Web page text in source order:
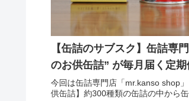
【缶詰のサブスク】缶詰専
のお供缶詰” が毎月届く定期
今回は缶詰専門店「mr.kanso shop
供缶詰】約300種類の缶詰の中から缶